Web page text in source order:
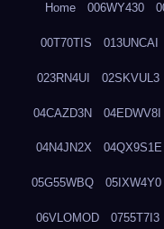
Home 006WY430
00T70TIS 013UNCAI
023RN4UI 02SKVUL3
04CAZD3N 04EDWV8I
04N4JN2X 04QX9S1E
05G55WBQ 05IXW4Y0
06VLOMOD 0755T7I3